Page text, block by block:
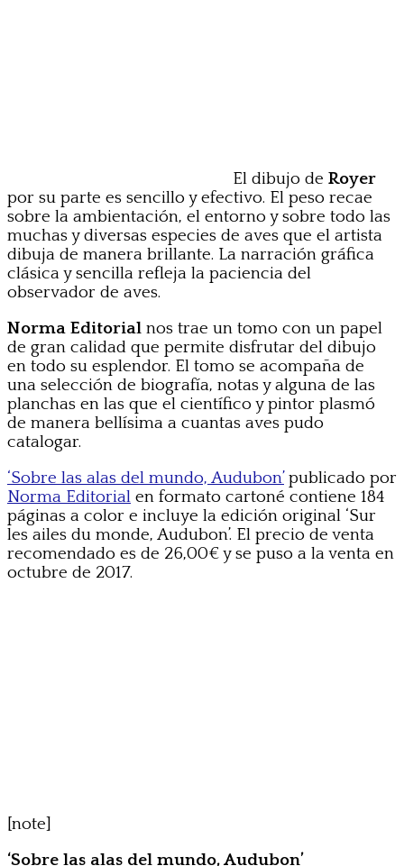
El dibujo de Royer
por su parte es sencillo y efectivo. El peso recae
sobre la ambientación, el entorno y sobre todo las
muchas y diversas especies de aves que el artista
dibuja de manera brillante. La narración gráfica
clásica y sencilla refleja la paciencia del
observador de aves.
Norma Editorial nos trae un tomo con un papel
de gran calidad que permite disfrutar del dibujo
en todo su esplendor. El tomo se acompaña de
una selección de biografía, notas y alguna de las
planchas en las que el científico y pintor plasmó
de manera bellísima a cuantas aves pudo
catalogar.
‘Sobre las alas del mundo, Audubon’publicado por
Norma Editorial en formato cartoné contiene 184
páginas a color e incluye la edición original ‘Sur
les ailes du monde, Audubon’. El precio de venta
recomendado es de 26,00€ y se puso a la venta en
octubre de 2017.
[note]
‘Sobre las alas del mundo, Audubon’